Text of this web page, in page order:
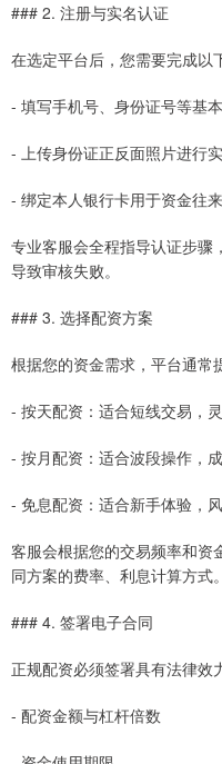
### 2. 注册与实名认证
在选定平台后，您需要完成以
- 填写手机号、身份证号等基
- 上传身份证正反面照片进行
- 绑定本人银行卡用于资金往来
专业客服会全程指导认证步骤
导致审核失败。
### 3. 选择配资方案
根据您的资金需求，平台通常
- 按天配资：适合短线交易，
- 按月配资：适合波段操作，
- 免息配资：适合新手体验，
客服会根据您的交易频率和资
同方案的费率、利息计算方式。
### 4. 签署电子合同
正规配资必须签署具有法律效
- 配资金额与杠杆倍数